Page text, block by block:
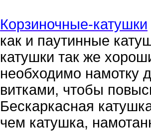
Корзиночные-катушки
как и паутинные
катушки так же
необходимо намотку
витками, чтобы
Бескаркасная
чем катушка,